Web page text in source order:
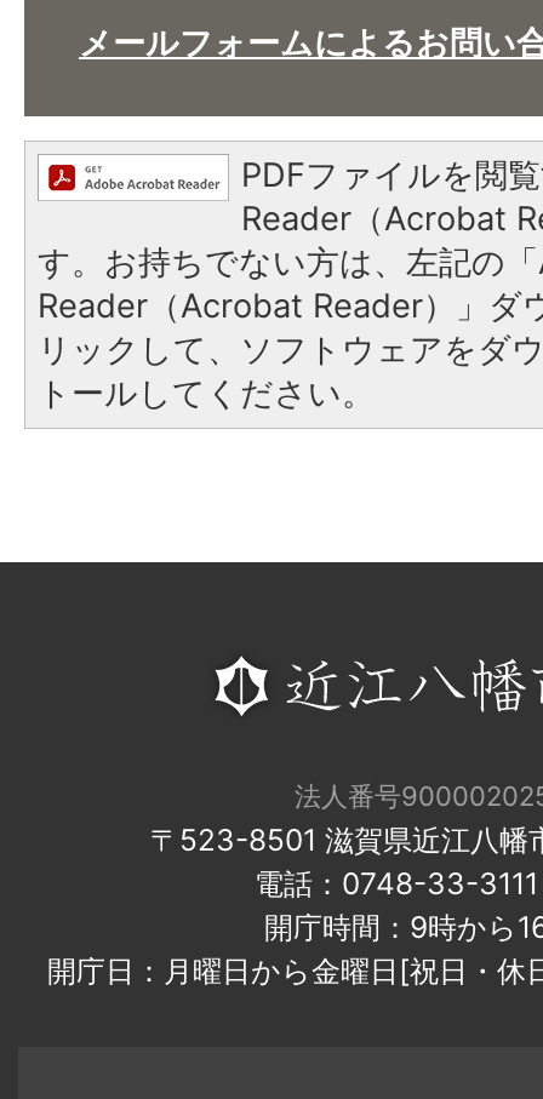
メールフォームによるお問い
PDFファイルを閲
Reader（Acrobat
す。お持ちでない方は、左記の
Reader（Acrobat Reader）」ダ
リックして、ソフトウェアをダ
トールしてください。
法人番号
〒523-8501 滋賀県近江八幡
電話：0748-33-
開庁時間：9時から
開庁日：月曜日から金曜日[祝日・